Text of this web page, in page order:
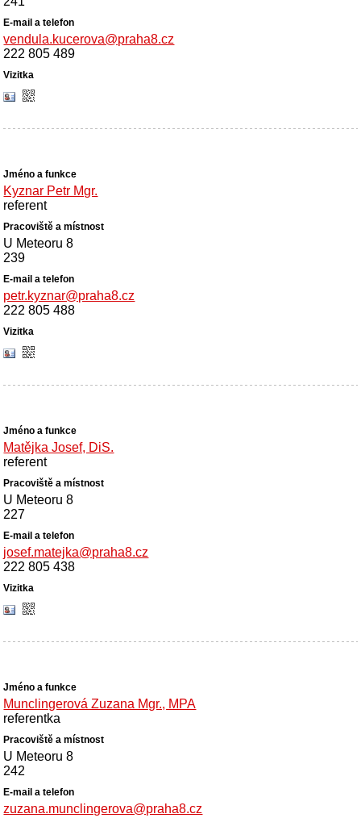
vendula.kucerova@praha8.cz
222 805 489
Kyznar Petr Mgr.
referent
U Meteoru 8
239
petr.kyznar@praha8.cz
222 805 488
Matějka Josef, DiS.
referent
U Meteoru 8
227
josef.matejka@praha8.cz
222 805 438
Munclingerová Zuzana Mgr., MPA
referentka
U Meteoru 8
242
zuzana.munclingerova@praha8.cz